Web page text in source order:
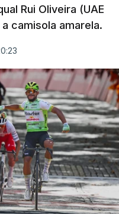
Rui Oliveira (UAE
camisola amarela.